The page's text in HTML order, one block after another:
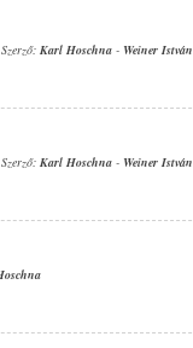
Karl Hoschna - Weiner István
Karl Hoschna - Weiner István